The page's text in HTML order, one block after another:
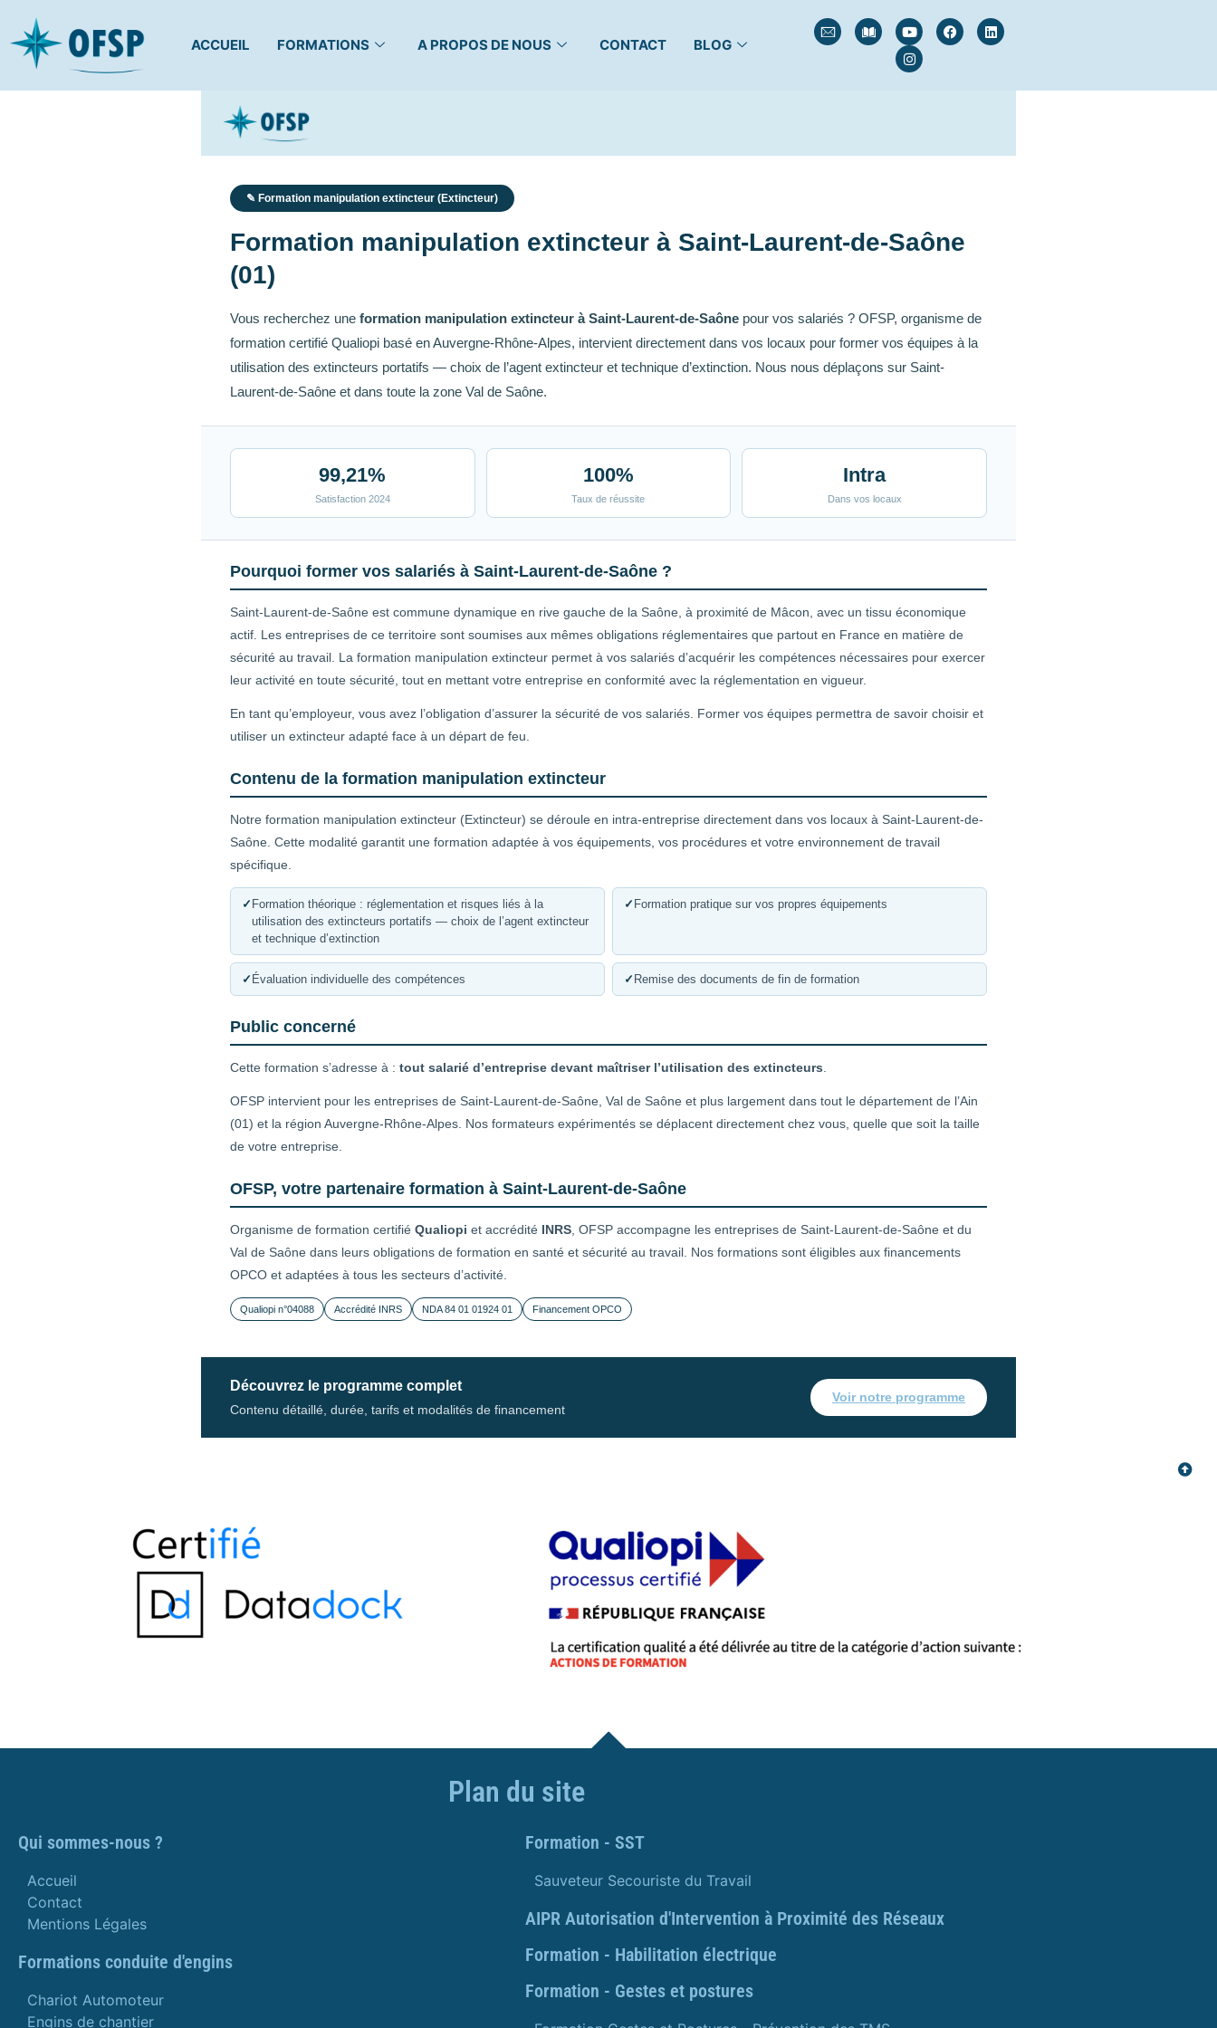
ACCUEIL FORMATIONS A PROPOS DE NOUS CONTACT BLOG
✎ Formation manipulation extincteur (Extincteur)
Formation manipulation extincteur à Saint-Laurent-de-Saône
(01)
Vous recherchez une formation manipulation extincteur à Saint-Laurent-de-Saône pour vos salariés ? OFSP, organisme de
formation certifié Qualiopi basé en Auvergne-Rhône-Alpes, intervient directement dans vos locaux pour former vos équipes à la
utilisation des extincteurs portatifs — choix de l’agent extincteur et technique d’extinction. Nous nous déplaçons sur Saint-
Laurent-de-Saône et dans toute la zone Val de Saône.
99,21%
Satisfaction 2024
100%
Taux de réussite
Intra
Dans vos locaux
Pourquoi former vos salariés à Saint-Laurent-de-Saône ?
Saint-Laurent-de-Saône est commune dynamique en rive gauche de la Saône, à proximité de Mâcon, avec un tissu économique
actif. Les entreprises de ce territoire sont soumises aux mêmes obligations réglementaires que partout en France en matière de
sécurité au travail. La formation manipulation extincteur permet à vos salariés d’acquérir les compétences nécessaires pour exercer
leur activité en toute sécurité, tout en mettant votre entreprise en conformité avec la réglementation en vigueur.
En tant qu’employeur, vous avez l’obligation d’assurer la sécurité de vos salariés. Former vos équipes permettra de savoir choisir et
utiliser un extincteur adapté face à un départ de feu.
Contenu de la formation manipulation extincteur
Notre formation manipulation extincteur (Extincteur) se déroule en intra-entreprise directement dans vos locaux à Saint-Laurent-de-
Saône. Cette modalité garantit une formation adaptée à vos équipements, vos procédures et votre environnement de travail
spécifique.
✓ Formation théorique : réglementation et risques liés à la
utilisation des extincteurs portatifs — choix de l’agent extincteur
et technique d’extinction
✓ Formation pratique sur vos propres équipements
✓ Évaluation individuelle des compétences ✓ Remise des documents de fin de formation
Public concerné
Cette formation s’adresse à : tout salarié d’entreprise devant maîtriser l’utilisation des extincteurs
OFSP intervient pour les entreprises de Saint-Laurent-de-Saône, Val de Saône et plus largement dans tout le département de l’Ain
(01) et la région Auvergne-Rhône-Alpes. Nos formateurs expérimentés se déplacent directement chez vous, quelle que soit la taille
de votre entreprise.
OFSP, votre partenaire formation à Saint-Laurent-de-Saône
Organisme de formation certifié Qualiopi et accrédité INRS , OFSP accompagne les entreprises de Saint-Laurent-de-Saône et du
Val de Saône dans leurs obligations de formation en santé et sécurité au travail. Nos formations sont éligibles aux financements
OPCO et adaptées à tous les secteurs d’activité.
Qualiopi n°04088 Accrédité INRS NDA 84 01 01924 01 Financement OPCO
Découvrez le programme complet
Contenu détaillé, durée, tarifs et modalités de financement
Voir notre programme
Plan du site
Qui sommes-nous ?
Accueil
Contact
Mentions Légales
Formations conduite d'engins
Chariot Automoteur
Engins de chantier
Formation - SST
Sauveteur Secouriste du Travail
AIPR Autorisation d'Intervention à Proximité des Réseaux
Formation - Habilitation électrique
Formation - Gestes et postures